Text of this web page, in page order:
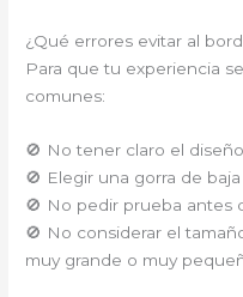
¿Qué errores evitar al
Para que tu experiencia
comunes:
🚫 No tener claro el diseño
🚫 Elegir una gorra de
🚫 No pedir prueba antes
🚫 No considerar el
muy grande o muy